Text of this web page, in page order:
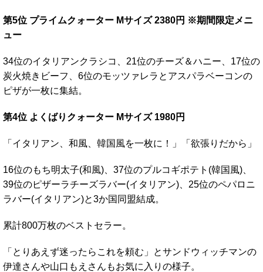
第5位 プライムクォーター Mサイズ 2380円 ※期間限定メニ
ュー
34位のイタリアンクラシコ、21位のチーズ＆ハニー、17位の
炭火焼きビーフ、6位のモッツァレラとアスパラベーコンの
ピザが一枚に集結。
第4位 よくばりクォーター Mサイズ 1980円
「イタリアン、和風、韓国風を一枚に！」「欲張りだから」
16位のもち明太子(和風)、37位のプルコギポテト(韓国風)、
39位のピザーラチーズラバー(イタリアン)、25位のペパロニ
ラバー(イタリアン)と3か国同盟結成。
累計800万枚のベストセラー。
「とりあえず迷ったらこれを頼む」とサンドウィッチマンの
伊達さんや山口もえさんもお気に入りの様子。